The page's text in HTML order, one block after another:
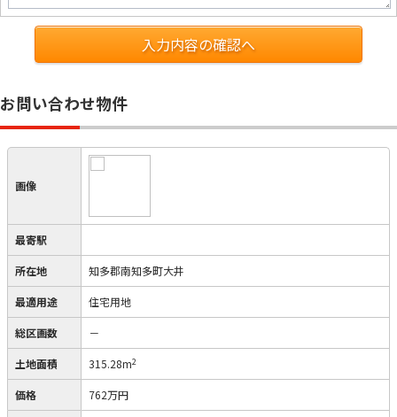
入力内容の確認へ
お問い合わせ物件
画像
最寄駅
所在地 知多郡南知多町大井
最適用途 住宅用地
総区画数 －
土地面積 315.28m2
価格 762万円